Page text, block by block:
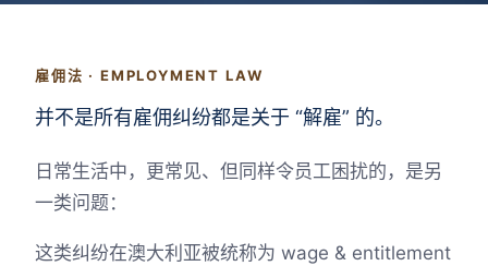
雇佣法 · EMPLOYMENT LAW
并不是所有雇佣纠纷都是关于 “解雇” 的。
日常生活中，更常见、但同样令员工困扰的，是另
一类问题：
这类纠纷在澳大利亚被统称为 wage & entitlement